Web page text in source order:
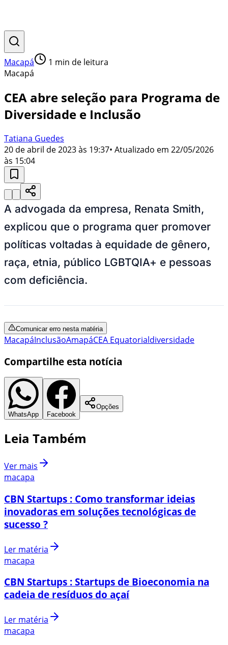
Macapá 1 min de leitura
Macapá
CEA abre seleção para Programa de
Diversidade e Inclusão
Tatiana Guedes
20 de abril de 2023 às 19:37• Atualizado em 22/05/2026
às 15:04
A advogada da empresa, Renata Smith,
explicou que o programa quer promover
políticas voltadas à equidade de gênero,
raça, etnia, público LGBTQIA+ e pessoas
com deficiência.
Comunicar erro nesta matéria
MacapáInclusãoAmapáCEA Equatorialdiversidade
Compartilhe esta notícia
WhatsApp Facebook
Opções
Leia Também
Ver mais
macapa
CBN Startups : Como transformar ideias
inovadoras em soluções tecnológicas de
sucesso ?
Ler matéria
macapa
CBN Startups : Startups de Bioeconomia na
cadeia de resíduos do açaí
Ler matéria
macapa